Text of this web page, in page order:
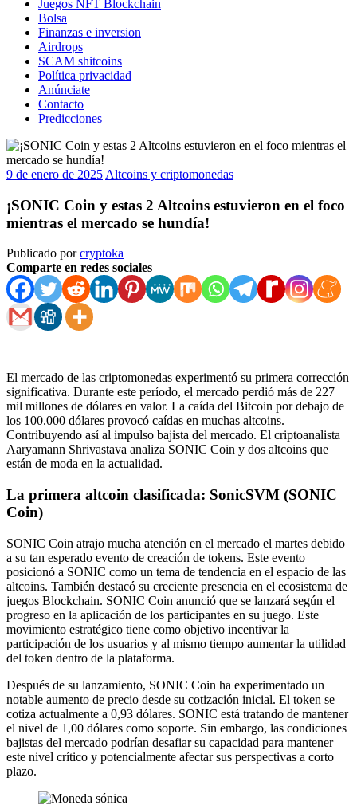
Juegos NFT Blockchain
Bolsa
Finanzas e inversion
Airdrops
SCAM shitcoins
Política privacidad
Anúnciate
Contacto
Predicciones
9 de enero de 2025 Altcoins y criptomonedas
¡SONIC Coin y estas 2 Altcoins estuvieron en el foco
mientras el mercado se hundía!
Publicado porcryptoka
Comparte en redes sociales
El mercado de las criptomonedas experimentó su primera corrección
significativa. Durante este período, el mercado perdió más de 227
mil millones de dólares en valor. La caída del Bitcoin por debajo de
los 100.000 dólares provocó caídas en muchas altcoins.
Contribuyendo así al impulso bajista del mercado. El criptoanalista
Aaryamann Shrivastava analiza SONIC Coin y dos altcoins que
están de moda en la actualidad.
La primera altcoin clasificada: SonicSVM (SONIC
Coin)
SONIC Coin atrajo mucha atención en el mercado el martes debido
a su tan esperado evento de creación de tokens. Este evento
posicionó a SONIC como un tema de tendencia en el espacio de las
altcoins. También destacó su creciente presencia en el ecosistema de
juegos Blockchain. SONIC Coin anunció que se lanzará según el
progreso en la aplicación de los participantes en su juego. Este
movimiento estratégico tiene como objetivo incentivar la
participación de los usuarios y al mismo tiempo aumentar la utilidad
del token dentro de la plataforma.
Después de su lanzamiento, SONIC Coin ha experimentado un
notable aumento de precio desde su cotización inicial. El token se
cotiza actualmente a 0,93 dólares. SONIC está tratando de mantener
el nivel de 1,00 dólares como soporte. Sin embargo, las condiciones
bajistas del mercado podrían desafiar su capacidad para mantener
este nivel crítico y potencialmente afectar sus perspectivas a corto
plazo.